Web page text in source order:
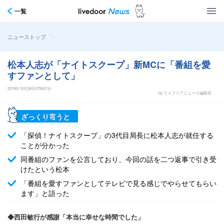
一覧
ニューストップ >
松本人志が「ナイトスクープ」新MCに「番組を愛
すファンとして」
2019年10月26日07時07分
by ライブドアニュース編集部
ざっくり言うと
「探偵！ナイトスクープ」の3代目局長に松本人志が就任する
ことが分かった
同番組のファンを公言しており、今回の話を二つ返事で引き受
けたという松本
「番組を愛すファンとしてテレビで見る感じでやらせてもらい
ます」と語った
◆西田敏行が感謝「本当に幸せな時間でした」